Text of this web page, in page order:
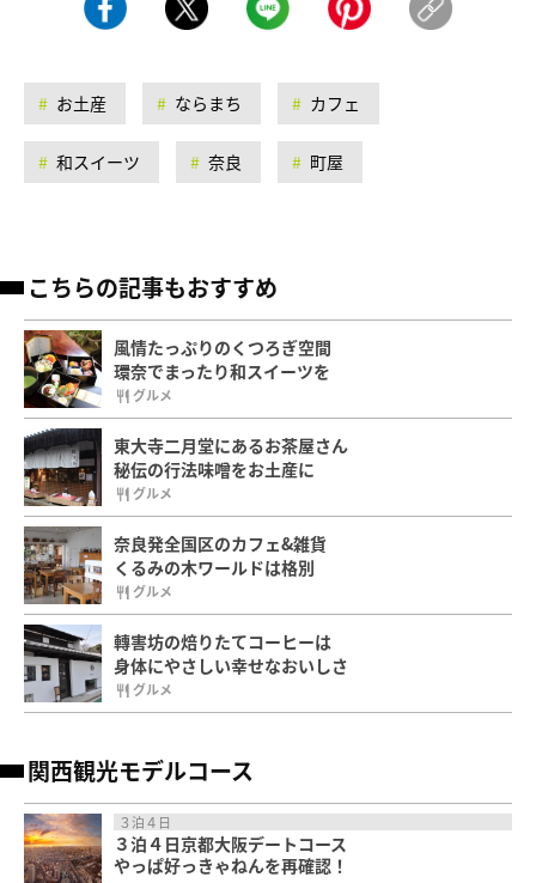
お土産 ならまち カフェ
和スイーツ 奈良 町屋
こちらの記事もおすすめ
風情たっぷりのくつろぎ空間
環奈でまったり和スイーツを
グルメ
東大寺二月堂にあるお茶屋さん
秘伝の行法味噌をお土産に
グルメ
奈良発全国区のカフェ&雑貨
くるみの木ワールドは格別
グルメ
轉害坊の焙りたてコーヒーは
身体にやさしい幸せなおいしさ
グルメ
関西観光モデルコース
３泊４日
３泊４日京都大阪デートコース
やっぱ好っきゃねんを再確認！